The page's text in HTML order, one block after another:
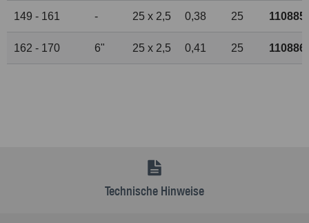
149 - 161 - 25 x 2,5 0,38 25 110885
162 - 170 6" 25 x 2,5 0,41 25 110886
Technische Hinweise